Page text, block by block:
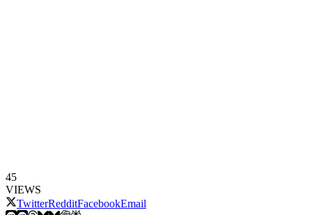
45
VIEWS
TwitterRedditFacebookEmail